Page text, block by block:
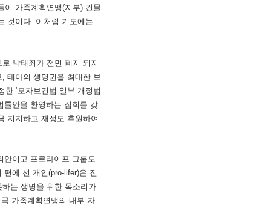
이 가족계획연맹(지부) 건물
것이다. 이처럼 기도에는
낙태죄가 전면 폐지 되지
태아의 생명권을 최대한 보
‘모자보건법 일부 개정법
률안을 환영하는 집회를 갖
지지하고 재정도 후원하여
안이고 프로라이프 그룹도
에 선 개인(pro-lifer)은 진
는 생명을 위한 목소리가
가족계획연맹의 내부 자